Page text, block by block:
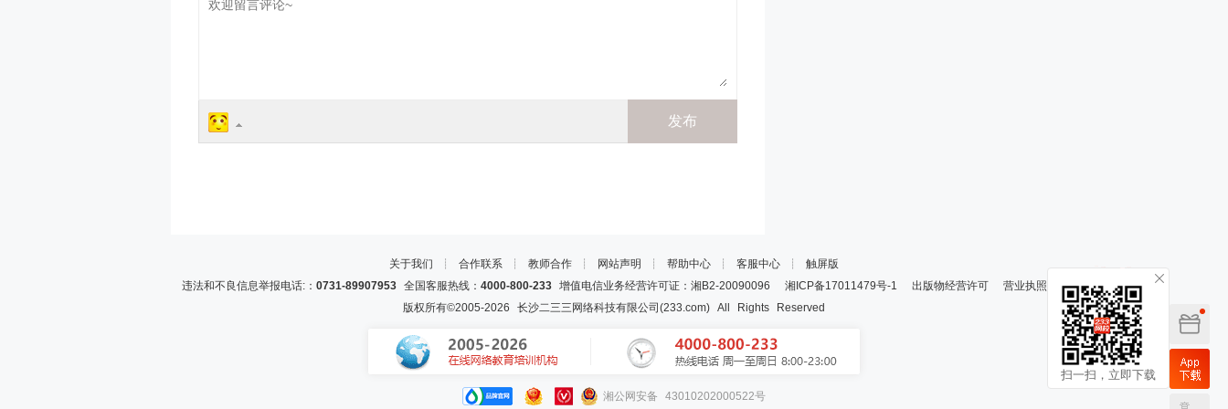
扫一扫，立即下载
关于我们 ┊ 合作联系 ┊ 教师合作 ┊ 网站声明 ┊ 帮助中心 ┊ 客服中心 ┊ 触屏版
违法和不良信息举报电话:： 0731-89907953全国客服热线： 4000-800-233增值电信业务经营许可证：湘B2-20090096 湘ICP备17011479号-1 出版物经营许可
营业执照
版权所有©2005-2026 长沙二三三网络科技有限公司(233.com) All Rights Reserved
湘公网安备 43010202000522号